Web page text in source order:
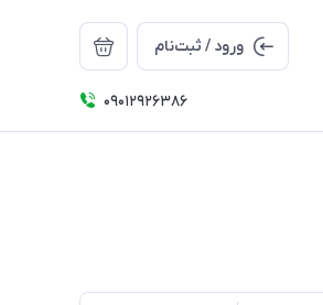
ورود / ثبت‌نام
09012926386